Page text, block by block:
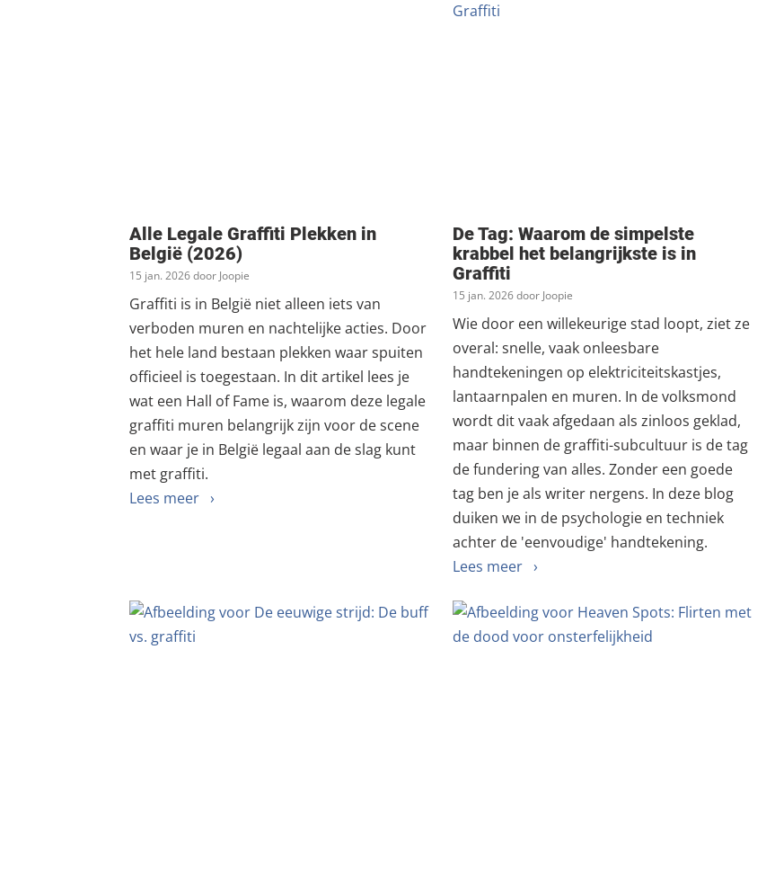
Alle Legale Graffiti Plekken in
België (2026)
15 jan. 2026 door Joopie
Graffiti is in België niet alleen iets van
verboden muren en nachtelijke acties. Door
het hele land bestaan plekken waar spuiten
officieel is toegestaan. In dit artikel lees je
wat een Hall of Fame is, waarom deze legale
graffiti muren belangrijk zijn voor de scene
en waar je in België legaal aan de slag kunt
met graffiti.
Lees meer ›
De Tag: Waarom de simpelste
krabbel het belangrijkste is in
Graffiti
15 jan. 2026 door Joopie
Wie door een willekeurige stad loopt, ziet ze
overal: snelle, vaak onleesbare
handtekeningen op elektriciteitskastjes,
lantaarnpalen en muren. In de volksmond
wordt dit vaak afgedaan als zinloos geklad,
maar binnen de graffiti-subcultuur is de tag
de fundering van alles. Zonder een goede
tag ben je als writer nergens. In deze blog
duiken we in de psychologie en techniek
achter de 'eenvoudige' handtekening.
Lees meer ›